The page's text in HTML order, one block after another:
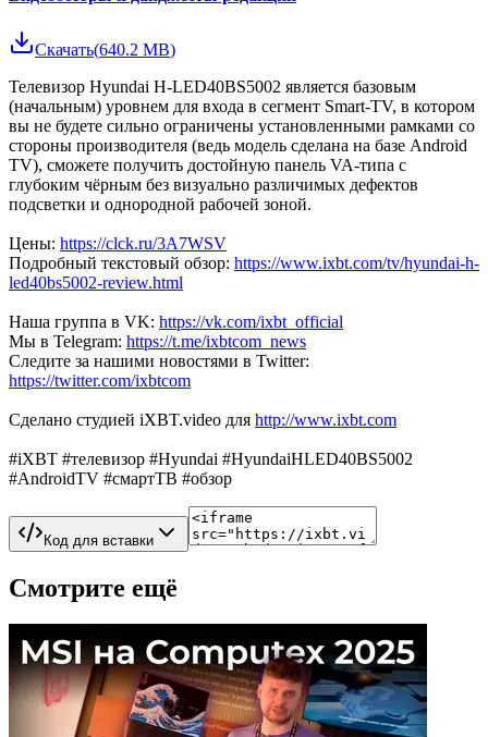
Скачать(640.2 MB)
Телевизор Hyundai H-LED40BS5002 является базовым
(начальным) уровнем для входа в сегмент Smart-TV, в котором
вы не будете сильно ограничены установленными рамками со
стороны производителя (ведь модель сделана на базе Android
TV), сможете получить достойную панель VA-типа с
глубоким чёрным без визуально различимых дефектов
подсветки и однородной рабочей зоной.
Цены: https://clck.ru/3A7WSV
Подробный текстовый обзор: https://www.ixbt.com/tv/hyundai-h-
led40bs5002-review.html
Наша группа в VK: https://vk.com/ixbt_official
Мы в Telegram: https://t.me/ixbtcom_news
Следите за нашими новостями в Twitter:
https://twitter.com/ixbtcom
Сделано студией iXBT.video для http://www.ixbt.com
#iXBT #телевизор #Hyundai #HyundaiHLED40BS5002
#AndroidTV #смартТВ #обзор
Код для вставки
Смотрите ещё